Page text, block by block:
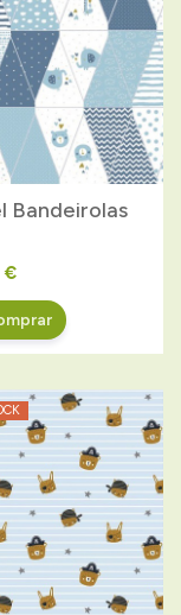
Bandeirolas
€